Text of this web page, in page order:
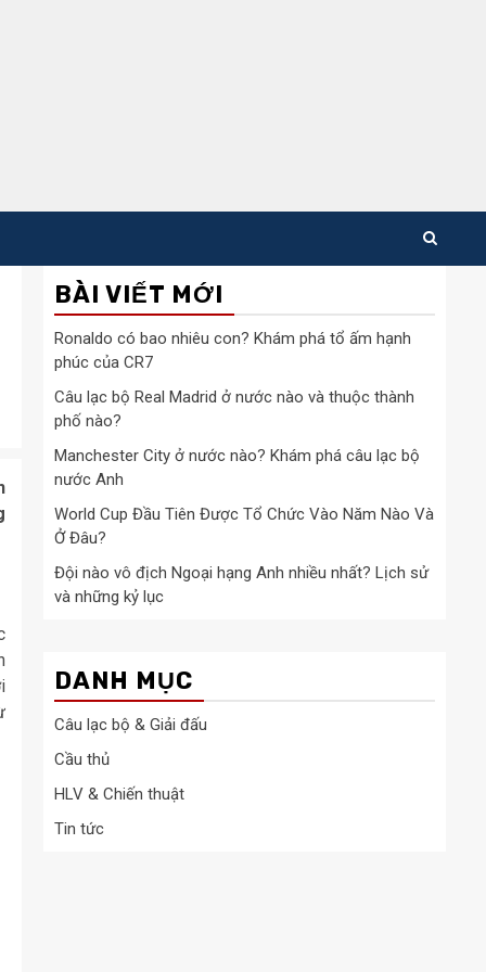
BÀI VIẾT MỚI
Ronaldo có bao nhiêu con? Khám phá tổ ấm hạnh
phúc của CR7
Câu lạc bộ Real Madrid ở nước nào và thuộc thành
phố nào?
Manchester City ở nước nào? Khám phá câu lạc bộ
nước Anh
World Cup Đầu Tiên Được Tổ Chức Vào Năm Nào Và
Ở Đâu?
Đội nào vô địch Ngoại hạng Anh nhiều nhất? Lịch sử
và những kỷ lục
DANH MỤC
Câu lạc bộ & Giải đấu
Cầu thủ
HLV & Chiến thuật
Tin tức